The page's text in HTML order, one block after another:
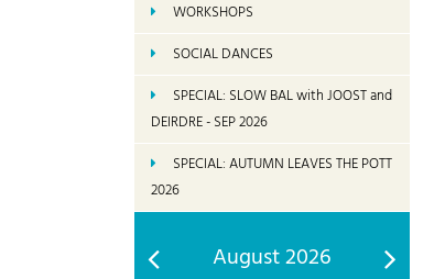
WORKSHOPS
SOCIAL DANCES
SPECIAL: SLOW BAL with JOOST and
DEIRDRE - SEP 2026
SPECIAL: AUTUMN LEAVES THE POTT
2026
August 2026